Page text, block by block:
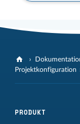
Projektkonfiguration
PRODUKT